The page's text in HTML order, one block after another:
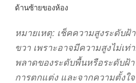
ด้านซ้ายของห้อง
หมายเหตุ: เช็คความสูงระดับฝ้
ขวา เพราะอาจมีความสูงไม่เ
พลาดของระดับพื้นหรือระดับฝ้
การตกแต่ง และจากความตั้งใ